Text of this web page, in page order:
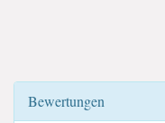
Bewertungen